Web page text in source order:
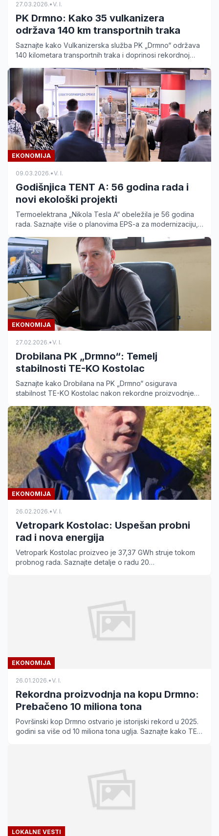
27.03.2026.•V. I.
PK Drmno: Kako 35 vulkanizera
održava 140 km transportnih traka
Saznajte kako Vulkanizerska služba PK „Drmno“ održava
140 kilometara transportnih traka i doprinosi rekordnoj
EKONOMIJA
09.03.2026.•V. I.
Godišnjica TENT A: 56 godina rada i
novi ekološki projekti
Termoelektrana „Nikola Tesla A“ obeležila je 56 godina
rada. Saznajte više o planovima EPS-a za modernizaciju,
EKONOMIJA
27.02.2026.•V. I.
Drobilana PK „Drmno“: Temelj
stabilnosti TE-KO Kostolac
Saznajte kako Drobilana na PK „Drmno“ osigurava
stabilnost TE-KO Kostolac nakon rekordne proizvodnje
EKONOMIJA
26.02.2026.•V. I.
Vetropark Kostolac: Uspešan probni
rad i nova energija
Vetropark Kostolac proizveo je 37,37 GWh struje tokom
probnog rada. Saznajte detalje o radu 20
EKONOMIJA
26.01.2026.•V. I.
Rekordna proizvodnja na kopu Drmno:
Prebačeno 10 miliona tona
Površinski kop Drmno ostvario je istorijski rekord u 2025.
godini sa više od 10 miliona tona uglja. Saznajte kako TE-
LOKALNE VESTI